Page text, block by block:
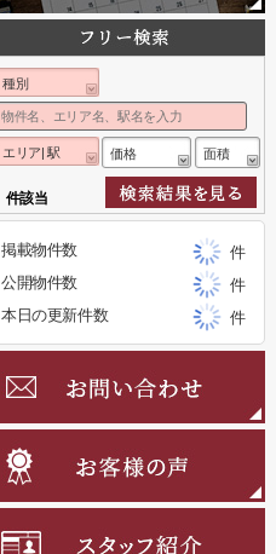
種別
エリア| 駅 価格 面積
件該当
掲載物件数
件
公開物件数
件
本日の更新件数
件